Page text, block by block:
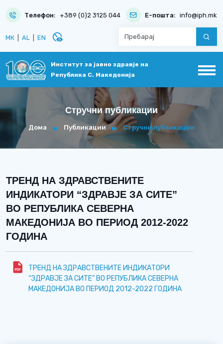
Телефон: +389 (0)2 3125 044 Е-пошта: info@iph.mk
МК AL EN disabled_visible
Институт за јавно здравје на
Република С. Македонија
Стручни публикации
Дома Публикации Стручни публикации
ТРЕНД НА ЗДРАВСТВЕНИТЕ
ИНДИКАТОРИ “ЗДРАВЈЕ ЗА СИТЕ”
ВО РЕПУБЛИКА СЕВЕРНА
МАКЕДОНИЈА ВО ПЕРИОД 2012-2022
ГОДИНА
ТРЕНД НА ЗДРАВСТВЕНИТЕ ИНДИКАТОРИ
“ЗДРАВЈЕ ЗА СИТЕ” ВО РЕПУБЛИКА СЕВЕРНА
МАКЕДОНИЈА ВО ПЕРИОД 2012-2022 ГОДИНА